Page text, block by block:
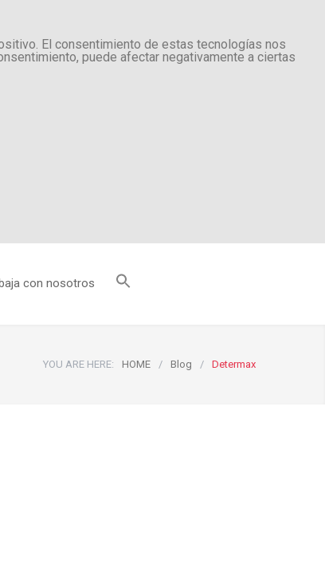
El consentimiento de estas tecnologías nos
puede afectar negativamente a ciertas
con nosotros
YOU ARE HERE: HOME / Blog / Determax